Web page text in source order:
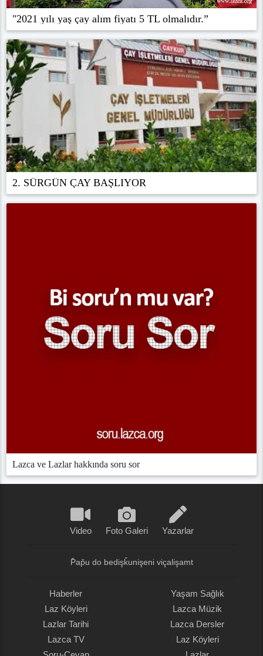
"2021 yılı yaş çay alım fiyatı 5 TL olmalıdır.”
2. SÜRGÜN ÇAY BAŞLIYOR
Lazca ve Lazlar hakkında soru sor
Video Foto Galeri Yazarlar
P̌ap̌u do bedişǩunişeni viçalişamt
Haberler
Laz Köyleri
Lazlar Tarihi
Lazca TV
Yaşam Sağlık
Lazca Müzik
Lazca Dersler
Laz Köyleri